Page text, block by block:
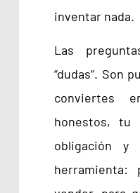
inventar nada.
Las
“dudas”. Son
conviertes
honestos,
obligación
herramienta: